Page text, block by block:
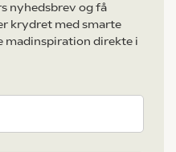
nyhedsbrev og få
krydret med smarte
madinspiration direkte i